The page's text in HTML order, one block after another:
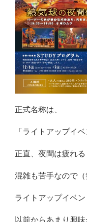
正式名称は、
「ライトアップイ
正直、夜間は疲れる
混雑も苦手なので（
ライトアップイベン
以前からあまり興